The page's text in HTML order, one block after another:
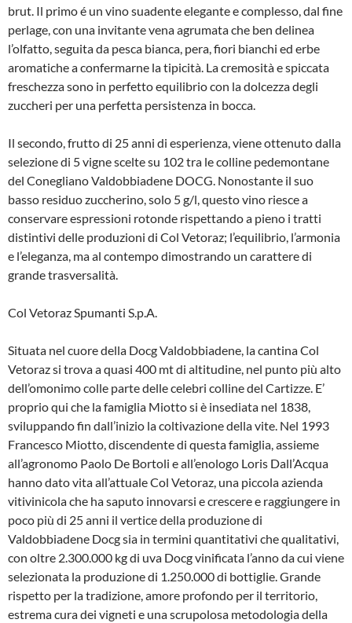
brut. Il primo é un vino suadente elegante e complesso, dal fine
perlage, con una invitante vena agrumata che ben delinea
l’olfatto, seguita da pesca bianca, pera, fiori bianchi ed erbe
aromatiche a confermarne la tipicità. La cremosità e spiccata
freschezza sono in perfetto equilibrio con la dolcezza degli
zuccheri per una perfetta persistenza in bocca.
Il secondo, frutto di 25 anni di esperienza, viene ottenuto dalla
selezione di 5 vigne scelte su 102 tra le colline pedemontane
del Conegliano Valdobbiadene DOCG. Nonostante il suo
basso residuo zuccherino, solo 5 g/l, questo vino riesce a
conservare espressioni rotonde rispettando a pieno i tratti
distintivi delle produzioni di Col Vetoraz; l’equilibrio, l’armonia
e l’eleganza, ma al contempo dimostrando un carattere di
grande trasversalità.
Col Vetoraz Spumanti S.p.A.
Situata nel cuore della Docg Valdobbiadene, la cantina Col
Vetoraz si trova a quasi 400 mt di altitudine, nel punto più alto
dell’omonimo colle parte delle celebri colline del Cartizze. E’
proprio qui che la famiglia Miotto si è insediata nel 1838,
sviluppando fin dall’inizio la coltivazione della vite. Nel 1993
Francesco Miotto, discendente di questa famiglia, assieme
all’agronomo Paolo De Bortoli e all’enologo Loris Dall’Acqua
hanno dato vita all’attuale Col Vetoraz, una piccola azienda
vitivinicola che ha saputo innovarsi e crescere e raggiungere in
poco più di 25 anni il vertice della produzione di
Valdobbiadene Docg sia in termini quantitativi che qualitativi,
con oltre 2.300.000 kg di uva Docg vinificata l’anno da cui viene
selezionata la produzione di 1.250.000 di bottiglie. Grande
rispetto per la tradizione, amore profondo per il territorio,
estrema cura dei vigneti e una scrupolosa metodologia della